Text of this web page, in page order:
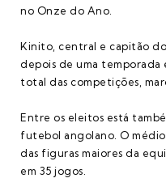
no Onze do Ano.
Kinito, central e capitão do
depois de uma temporada
total das competições,
Entre os eleitos está
futebol angolano. O
das figuras maiores da
em 35 jogos.